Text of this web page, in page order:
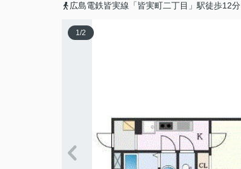
広島電鉄皆実線「皆実町二丁目」駅徒歩12分
1/2